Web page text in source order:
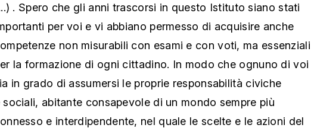
. Spero che gli anni trascorsi in questo Istituto siano stati
per voi e vi abbiano permesso di acquisire anche
non misurabili con esami e con voti, ma essenziali
la formazione di ogni cittadino. In modo che ognuno di voi
in grado di assumersi le proprie responsabilità civiche
sociali, abitante consapevole di un mondo sempre più
e interdipendente, nel quale le scelte e le azioni del